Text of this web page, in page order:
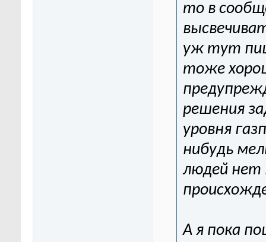
то в
уж тут
тоже
решения
уровня
нибудь
людей нет
А я пока